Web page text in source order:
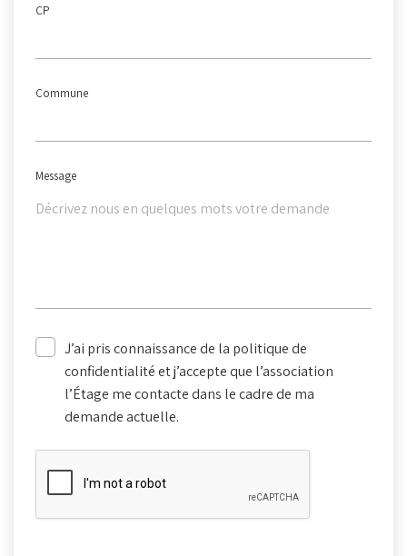
CP
Commune
Message
J’ai pris connaissance de la politique de
confidentialité et j’accepte que l’association
l’Étage me contacte dans le cadre de ma
demande actuelle.